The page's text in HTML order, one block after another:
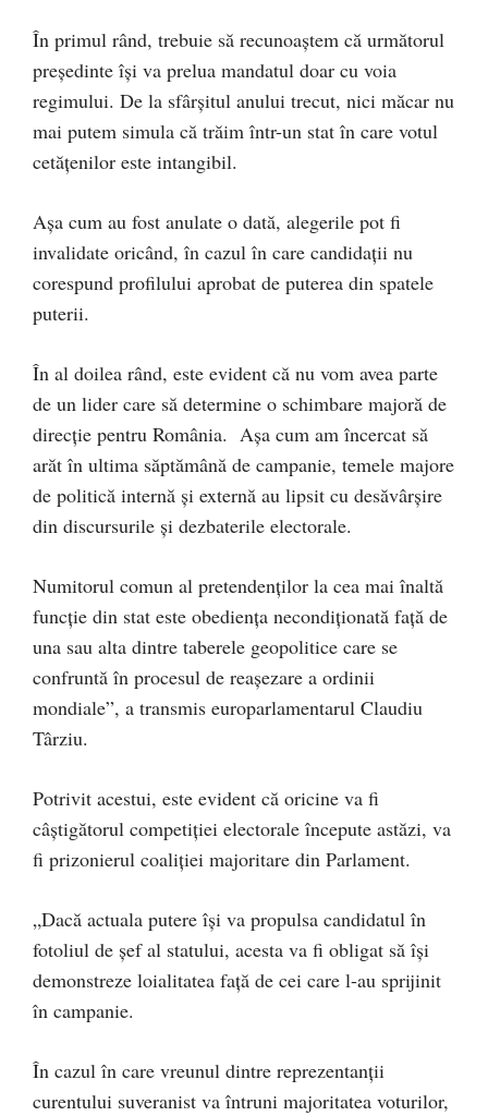
În primul rând, trebuie să recunoaștem că următorul
președinte își va prelua mandatul doar cu voia
regimului. De la sfârșitul anului trecut, nici măcar nu
mai putem simula că trăim într-un stat în care votul
cetățenilor este intangibil.
Așa cum au fost anulate o dată, alegerile pot fi
invalidate oricând, în cazul în care candidații nu
corespund profilului aprobat de puterea din spatele
puterii.
În al doilea rând, este evident că nu vom avea parte
de un lider care să determine o schimbare majoră de
direcție pentru România. Așa cum am încercat să
arăt în ultima săptămână de campanie, temele majore
de politică internă și externă au lipsit cu desăvârșire
din discursurile și dezbaterile electorale.
Numitorul comun al pretendenților la cea mai înaltă
funcție din stat este obediența necondiționată față de
una sau alta dintre taberele geopolitice care se
confruntă în procesul de reașezare a ordinii
mondiale”, a transmis europarlamentarul Claudiu
Târziu.
Potrivit acestui, este evident că oricine va fi
câștigătorul competiției electorale începute astăzi, va
fi prizonierul coaliției majoritare din Parlament.
„Dacă actuala putere își va propulsa candidatul în
fotoliul de șef al statului, acesta va fi obligat să își
demonstreze loialitatea față de cei care l-au sprijinit
în campanie.
În cazul în care vreunul dintre reprezentanții
curentului suveranist va întruni majoritatea voturilor,